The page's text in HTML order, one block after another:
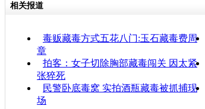
相关报道
毒贩藏毒方式五花八门:玉石藏毒费周
章
拍客：女子切除胸部藏毒闯关 因太紧
张猝死
民警卧底毒窝 实拍酒瓶藏毒被抓捕现
场